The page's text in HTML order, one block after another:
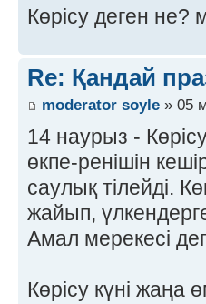
Көрісу деген не?
Re: Қандай
moderator soyle » 05
14 наурыз -
өкпе-ренішін
саулық тілейді.
жайып,
Амал мерекесі
Көрісу күні жаңа